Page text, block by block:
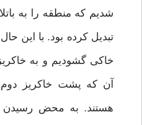
شديم كه منطقه را به
تبديل كرده بود. با اين
خاكى گشوديم و به
آن كه پشت خاكريز دوم
هستند. به محض رسيدن